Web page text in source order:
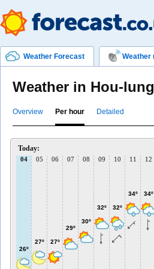
Weather Forecast Weather
Weather in Hou-
Overview Per hour Detailed
Today:
04
26º
05
27º
06
27º
07
29º
08
30º
09
32º
10
32º
11
34º
12
34º